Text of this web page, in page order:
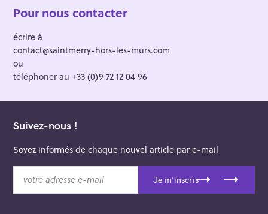
Pour nous contacter
écrire à
contact@saintmerry-hors-les-murs.com
ou
téléphoner au +33 (0)9 72 12 04 96
Suivez-nous !
Soyez informés de chaque nouvel article par e-mail
t
Je m'inscris